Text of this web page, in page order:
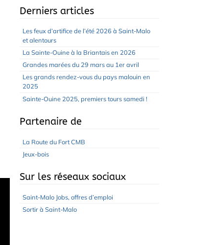
Derniers articles
Les feux d’artifice de l’été 2026 à Saint-Malo
et alentours
La Sainte-Ouine à la Briantais en 2026
Grandes marées du 29 mars au 1er avril
Les grands rendez-vous du pays malouin en
2025
Sainte-Ouine 2025, premiers tours samedi !
Partenaire de
La Route du Fort CMB
Jeux-bois
Sur les réseaux sociaux
Saint-Malo Jobs, offres d’emploi
Sortir à Saint-Malo